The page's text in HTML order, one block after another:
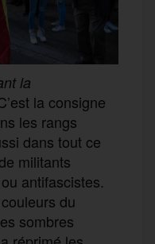
la
la consigne
les rangs
dans tout ce
militants
antifascistes.
du
sombres